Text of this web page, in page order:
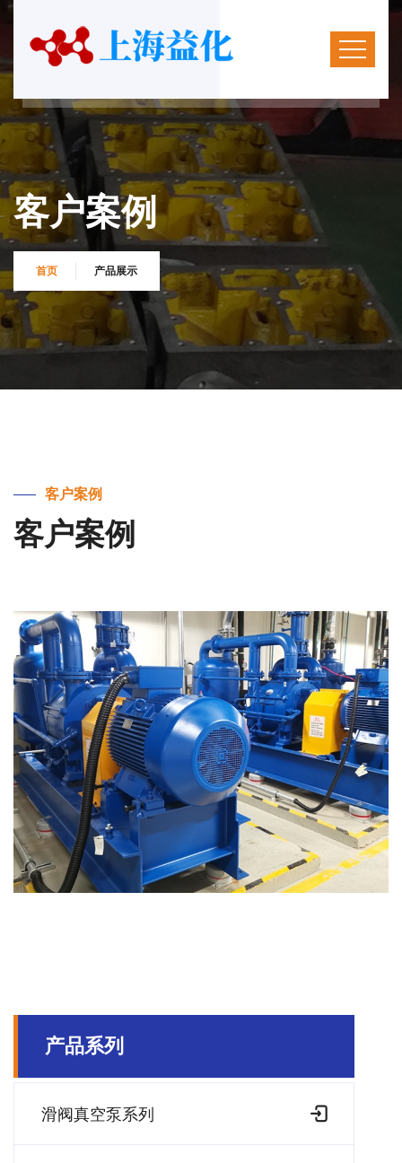
客户案例
首页 产品展示
产品系列
滑阀真空泵系列
客户案例
客户案例